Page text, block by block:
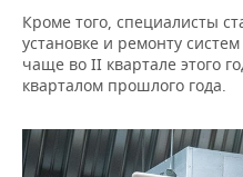
ФИГУРНОЕ КАТАНИЕ
ВОДНЫЕ ВИДЫ СПОРТА
ХОККЕЙ С МЯЧОМ
МЕДИЦИНА
ОБРАЗОВАНИЕ
ПРОИСШЕСТВИЯ
Кроме того, специалисты
установке и ремонту
чаще во II квартале этого
кварталом прошлого года.